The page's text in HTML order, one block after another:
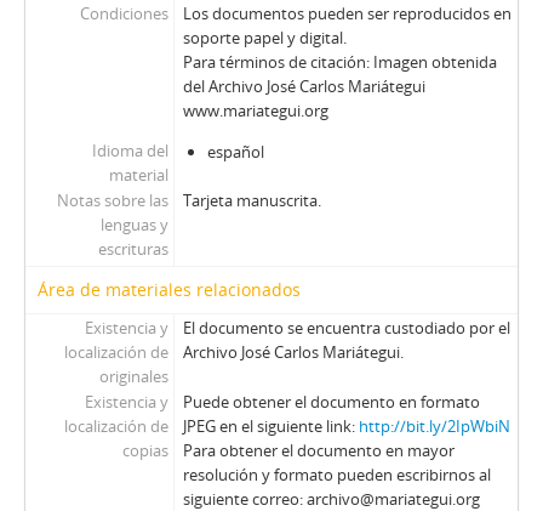
Condiciones
Los documentos pueden ser reproducidos en
soporte papel y digital.
Para términos de citación: Imagen obtenida
del Archivo José Carlos Mariátegui
www.mariategui.org
Idioma del
material
español
Notas sobre las
lenguas y
escrituras
Tarjeta manuscrita.
Área de materiales relacionados
Existencia y
localización de
originales
El documento se encuentra custodiado por el
Archivo José Carlos Mariátegui.
Existencia y
localización de
copias
Puede obtener el documento en formato
JPEG en el siguiente link: http://bit.ly/2IpWbiN
Para obtener el documento en mayor
resolución y formato pueden escribirnos al
siguiente correo: archivo@mariategui.org